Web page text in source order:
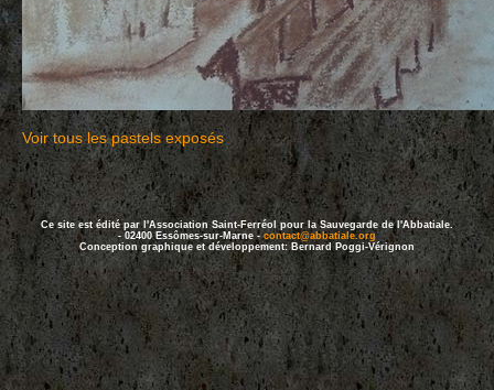
Voir tous les pastels exposés
Ce site est édité par l'Association Saint-Ferréol pour la Sauvegarde de l'Abbatiale.
- 02400 Essômes-sur-Marne - contact@abbatiale.org
Conception graphique et développement: Bernard Poggi-Vérignon